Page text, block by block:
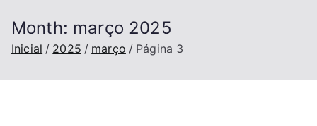
Month: março 2025
Inicial 2025 março Página 3